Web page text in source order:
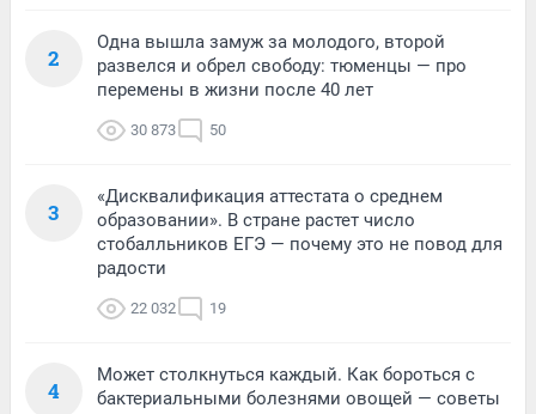
2
Одна вышла замуж за молодого, второй
развелся и обрел свободу: тюменцы — про
перемены в жизни после 40 лет
30 873 50
3
«Дисквалификация аттестата о среднем
образовании». В стране растет число
стобалльников ЕГЭ — почему это не повод для
радости
22 032 19
4
Может столкнуться каждый. Как бороться с
бактериальными болезнями овощей — советы